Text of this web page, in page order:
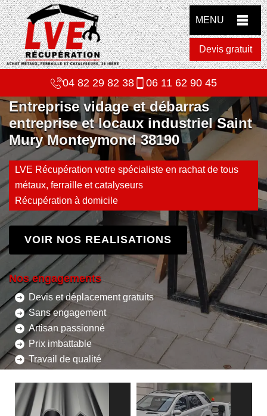
MENU
Devis gratuit
04 82 29 82 38 06 11 62 90 45
Entreprise vidage et débarras
entreprise et locaux industriel Saint
Mury Monteymond 38190
LVE Récupération votre spécialiste en rachat de tous
métaux, ferraille et catalyseurs
Récupération à domicile
VOIR NOS REALISATIONS
Nos engagements
Devis et déplacement gratuits
Sans engagement
Artisan passionné
Prix imbattable
Travail de qualité